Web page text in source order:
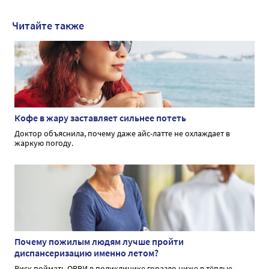
Читайте также
Кофе в жару заставляет сильнее потеть
Доктор объяснила, почему даже айс-латте не охлаждает в
жаркую погоду.
Почему пожилым людям лучше пройти
диспансеризацию именно летом?